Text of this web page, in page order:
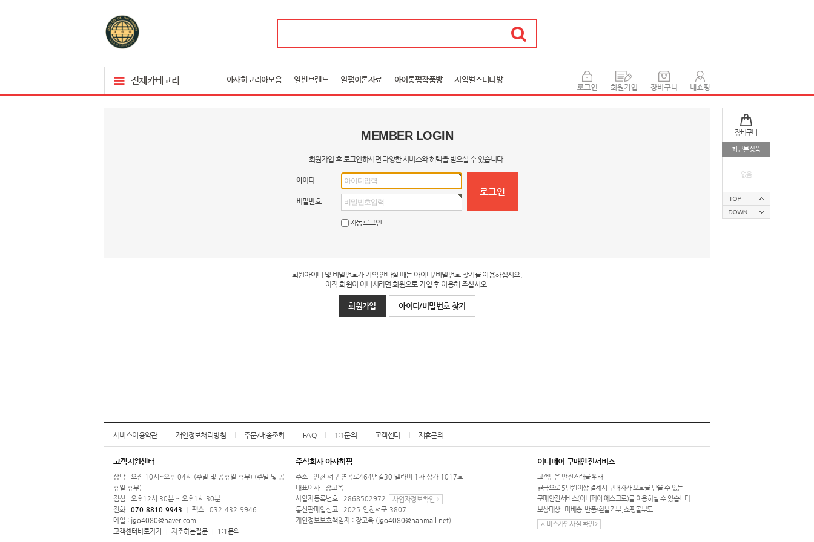
전체카테고리 아사히코리아모음 일반브랜드 열펌이론자료 아이롱펌작품방 지역별스터디방
장바구니
최근본상품
없음
MEMBER LOGIN
회원가입 후 로그인하시면 다양한 서비스와 혜택을 받으실 수 있습니다.
아이디
비밀번호
자동로그인
회원아이디 및 비밀번호가 기억 안나실 때는 아이디/비밀번호 찾기를 이용하십시오.
아직 회원이 아니시라면 회원으로 가입 후 이용해 주십시오.
회원가입 아이디/비밀번호 찾기
서비스이용약관 개인정보처리방침 주문/배송조회 FAQ 1:1문의 고객센터 제휴문의
고객지원센터
상담 : 오전 10시~오후 04시 (주말 및 공휴일 휴무) (주말 및 공
휴일 휴무)
점심 : 오후12시 30분 ~ 오후1시 30분
전화 : 070-8810-9943
팩스 : 032-432-9946
메일 : jgo4080@naver.com
고객센터바로가기
자주하는질문 1:1문의
주식회사 아사히팜
주소 : 인천 서구 염곡로464번길30 벨라미 1차 상가 1017호
대표이사 : 장고옥
사업자등록번호 : 2868502972
사업자정보확인
통신판매업신고 : 2025-인천서구-3807
개인정보보호책임자 : 장고옥 (jgo4080@hanmail.net)
이니페이 구매안전서비스
고객님은 안전거래를 위해
현금으로 5만원이상 결제시 구매자가 보호를 받을 수 있는
구매안전서비스(이니페이 에스크로)를 이용하실 수 있습니다.
보상대상 : 미배송, 반품/환불거부, 쇼핑몰부도
서비스가입사실 확인